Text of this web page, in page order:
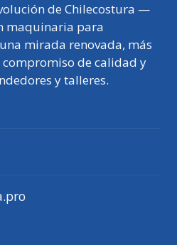
de Chilecostura —
maquinaria para
mirada renovada, más
de calidad y
y talleres.